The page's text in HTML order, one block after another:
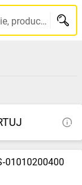
Szukaj po nazwie, indeksie, producencie, kodzie kreskowym...